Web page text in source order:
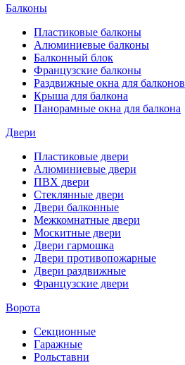
Балконы
Пластиковые балконы
Алюминиевые балконы
Балконный блок
Французские балконы
Раздвижные окна для балконов
Крыша для балкона
Панорамные окна для балкона
Двери
Пластиковые двери
Алюминиевые двери
ПВХ двери
Стеклянные двери
Двери балконные
Межкомнатные двери
Москитные двери
Двери гармошка
Двери противопожарные
Двери раздвижные
Французские двери
Ворота
Секционные
Гаражные
Рольставни